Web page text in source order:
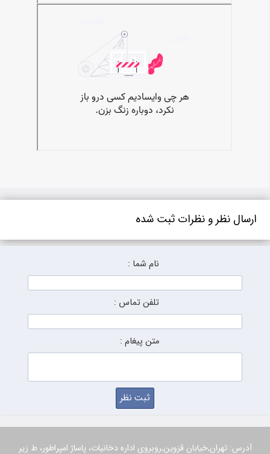
ارسال نظر و نظرات ثبت شده
نام شما :
تلفن تماس :
متن پیغام :
آدرس: تهران,خیابان قزوین,روبروی اداره دخانیات، پاساژ امپراطور، ط زیر